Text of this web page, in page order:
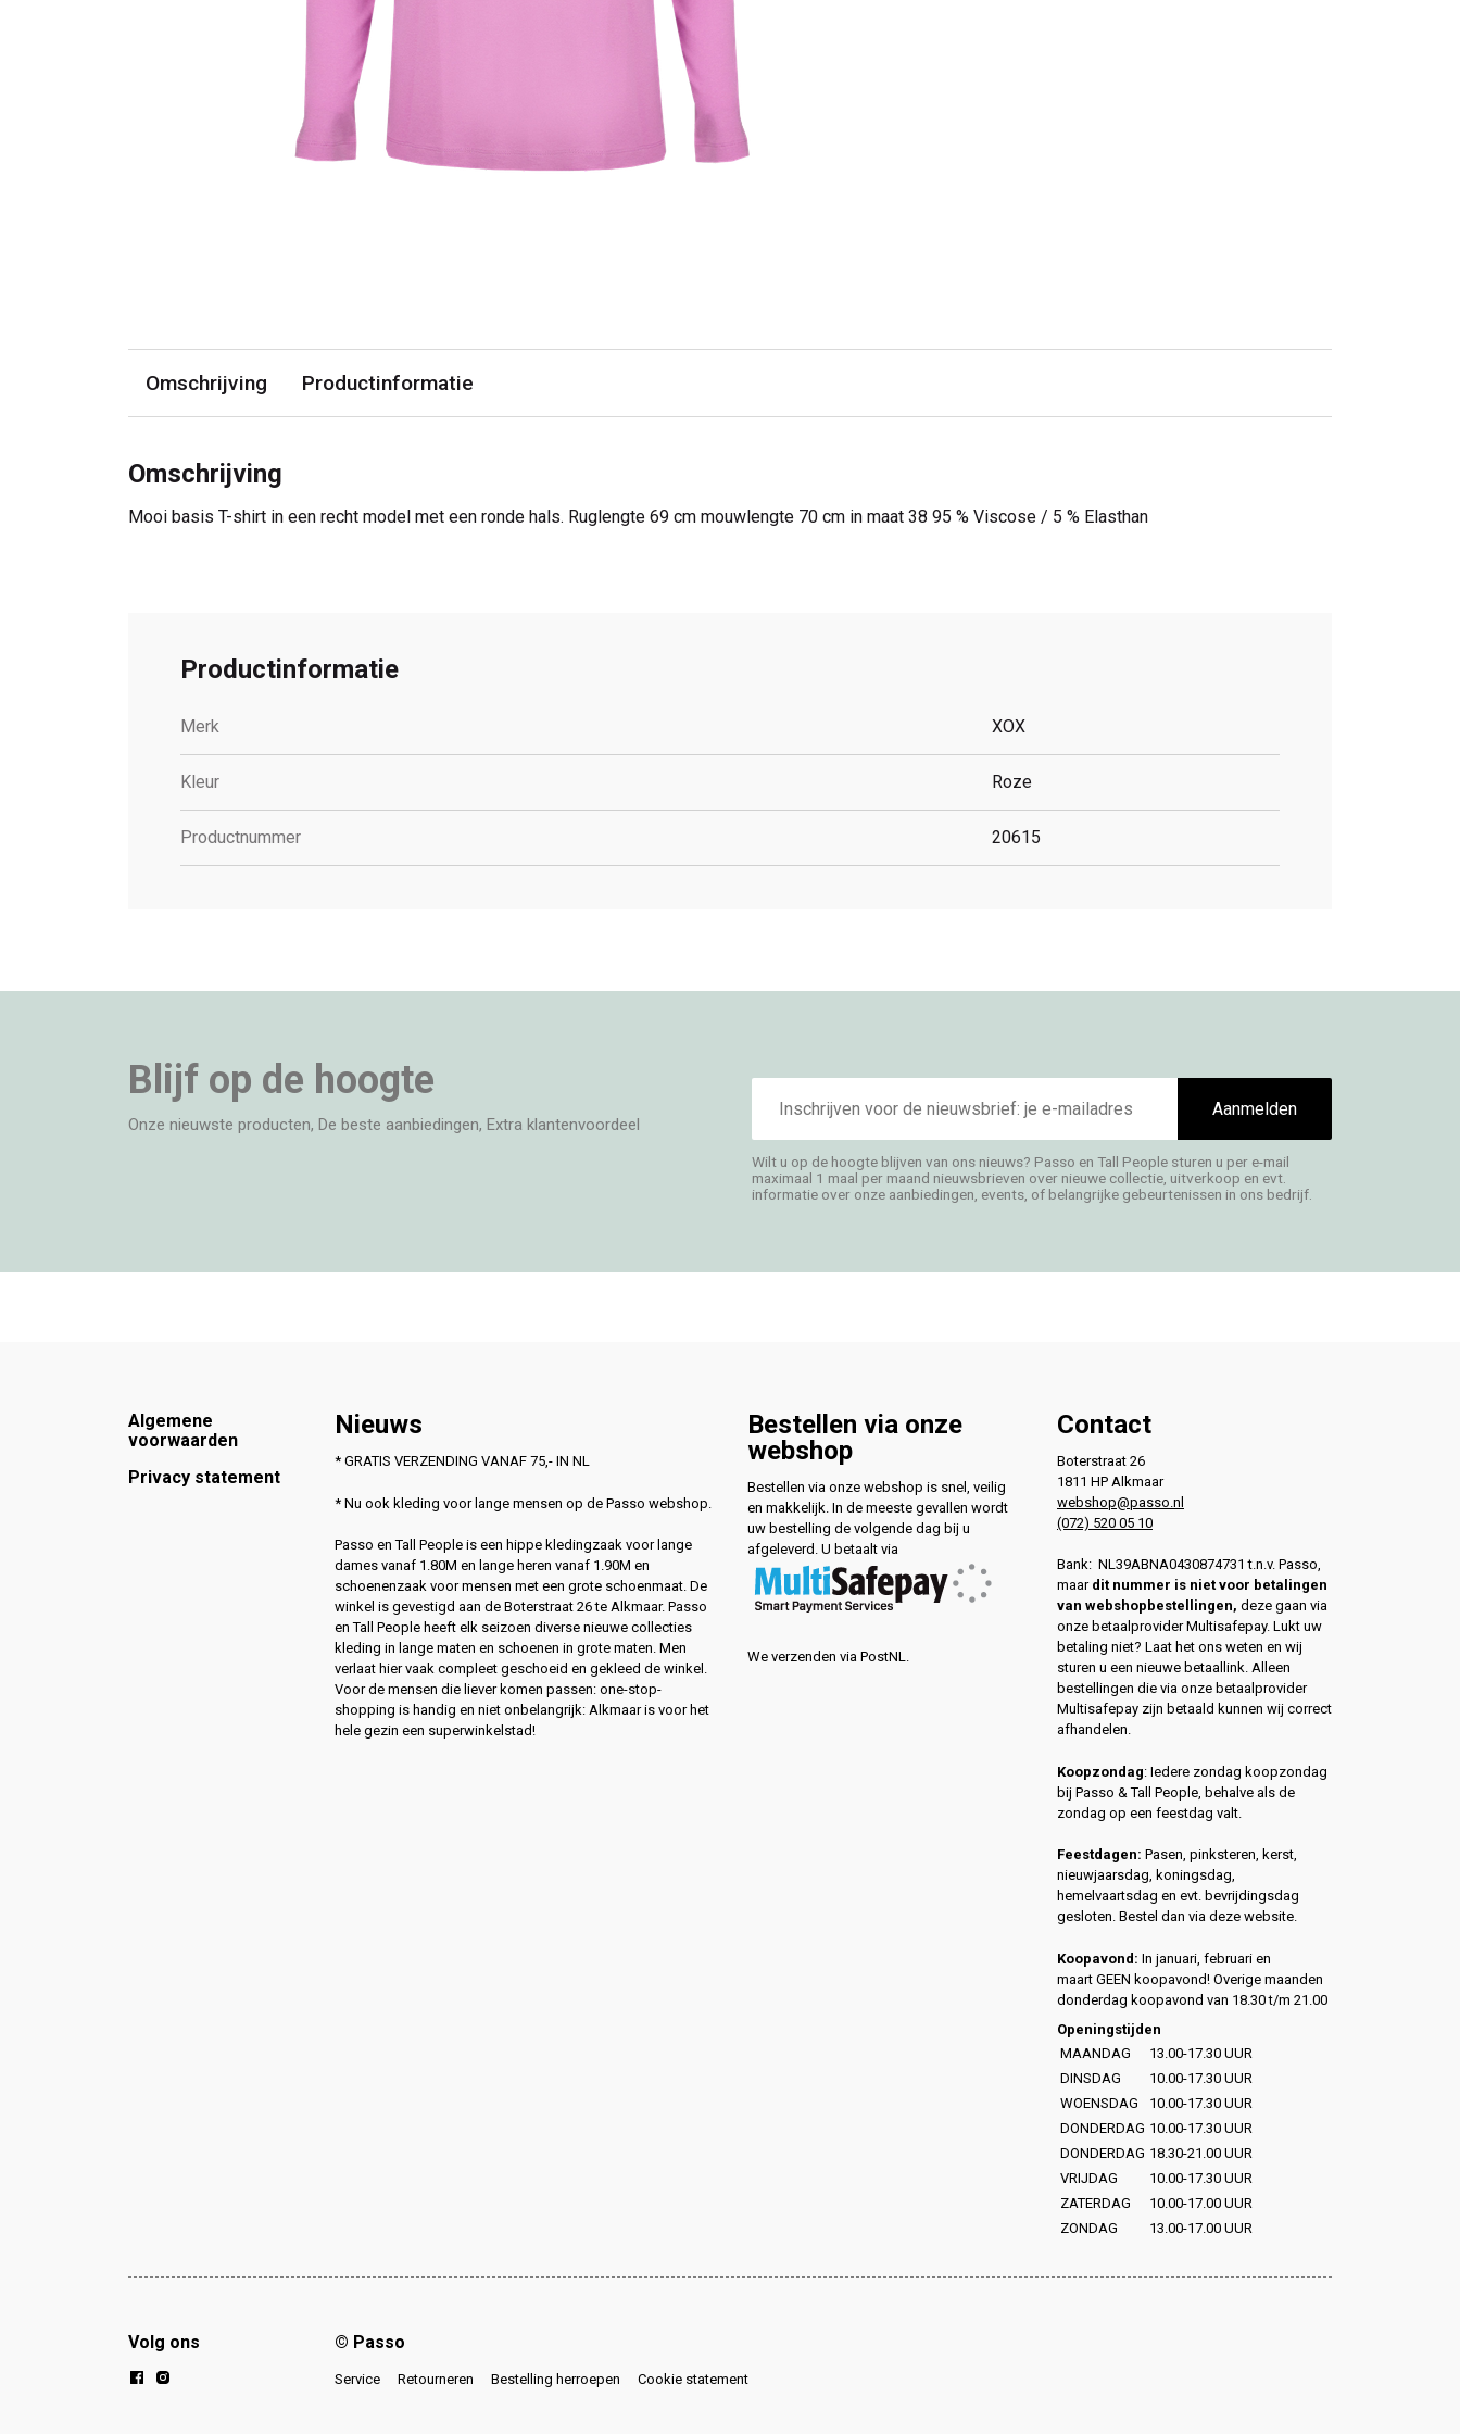
Omschrijving Productinformatie
Omschrijving
Mooi basis T-shirt in een recht model met een ronde hals. Ruglengte 69 cm mouwlengte 70 cm in maat 38 95 % Viscose / 5 % Elasthan
Productinformatie
Merk XOX
Kleur Roze
Productnummer 20615
Blijf op de hoogte
Onze nieuwste producten, De beste aanbiedingen, Extra klantenvoordeel
E-
mailadres
Aanmelden
Wilt u op de hoogte blijven van ons nieuws? Passo en Tall People sturen u per e-mail
maximaal 1 maal per maand nieuwsbrieven over nieuwe collectie, uitverkoop en evt.
informatie over onze aanbiedingen, events, of belangrijke gebeurtenissen in ons bedrijf.
Footer
Algemene
voorwaarden
Privacy statement
Nieuws
* GRATIS VERZENDING VANAF 75,- IN NL
* Nu ook kleding voor lange mensen op de Passo webshop.
Passo en Tall People is een hippe kledingzaak voor lange
dames vanaf 1.80M en lange heren vanaf 1.90M en
schoenenzaak voor mensen met een grote schoenmaat. De
winkel is gevestigd aan de Boterstraat 26 te Alkmaar. Passo
en Tall People heeft elk seizoen diverse nieuwe collecties
kleding in lange maten en schoenen in grote maten. Men
verlaat hier vaak compleet geschoeid en gekleed de winkel.
Voor de mensen die liever komen passen: one-stop-
shopping is handig en niet onbelangrijk: Alkmaar is voor het
hele gezin een superwinkelstad!
Bestellen via onze
webshop
Bestellen via onze webshop is snel, veilig
en makkelijk. In de meeste gevallen wordt
uw bestelling de volgende dag bij u
afgeleverd. U betaalt via
We verzenden via PostNL.
Contact
Boterstraat 26
1811 HP Alkmaar
webshop@passo.nl
(072) 520 05 10
Bank: NL39ABNA0430874731 t.n.v. Passo,
maardit nummer is niet voor betalingen
van webshopbestellingen, deze gaan via
onze betaalprovider Multisafepay. Lukt uw
betaling niet? Laat het ons weten en wij
sturen u een nieuwe betaallink. Alleen
bestellingen die via onze betaalprovider
Multisafepay zijn betaald kunnen wij correct
afhandelen.
Koopzondag: Iedere zondag koopzondag
bij Passo & Tall People, behalve als de
zondag op een feestdag valt.
Feestdagen: Pasen, pinksteren, kerst,
nieuwjaarsdag, koningsdag,
hemelvaartsdag en evt. bevrijdingsdag
gesloten. Bestel dan via deze website.
Koopavond: In januari, februari en
maart GEEN koopavond! Overige maanden
donderdag koopavond van 18.30 t/m 21.00
Openingstijden
MAANDAG
13.00-17.30 UUR
DINSDAG
10.00-17.30 UUR
WOENSDAG
10.00-17.30 UUR
DONDERDAG 10.00-17.30 UUR
DONDERDAG 18.30-21.00 UUR
VRIJDAG
10.00-17.30 UUR
ZATERDAG
10.00-17.00 UUR
ZONDAG
13.00-17.00 UUR
Volg ons © Passo
Service Retourneren Bestelling herroepen Cookie statement